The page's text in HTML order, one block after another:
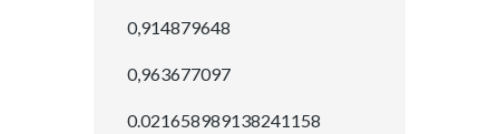
0,914879648
0,963677097
0.021658989138241158